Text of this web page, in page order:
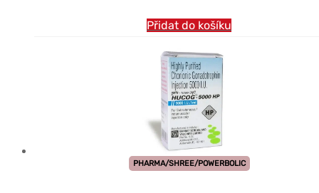
Přidat do košíku
PHARMA/SHREE/POWERBOLIC